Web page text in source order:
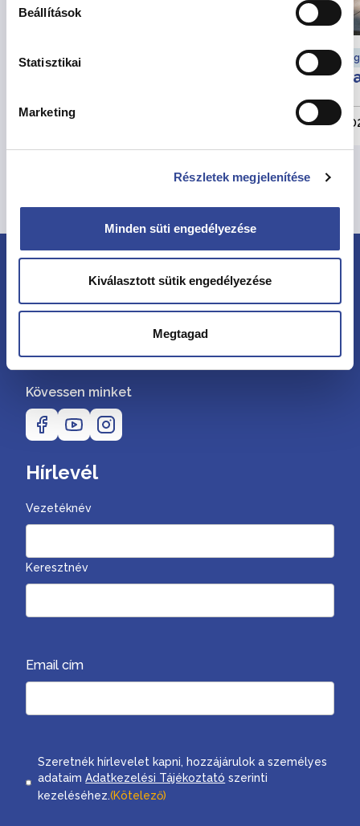
Beállítások
Statisztikai
Marketing
Részletek megjelenítése
Minden süti engedélyezése
Kiválasztott sütik engedélyezése
Megtagad
Munkaügyi hírek
2026. július 30.
Kövessen minket
Hírlevél
Vezetéknév
Keresztnév
Email cím
Consent
Szeretnék hírlevelet kapni, hozzájárulok a személyes
adataimAdatkezelési Tájékoztató szerinti
kezeléséhez.(Kötelező)